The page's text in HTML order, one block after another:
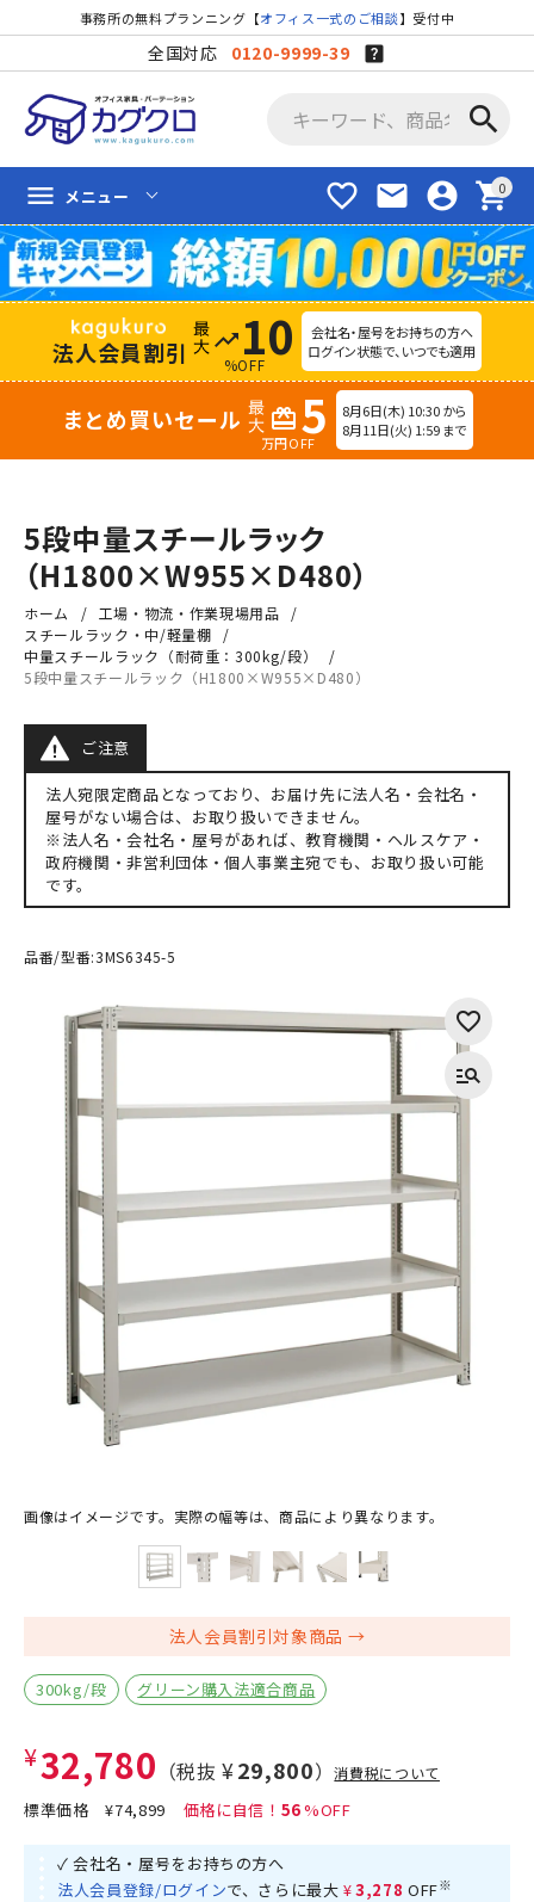
事務所の無料プランニング【オフィス一式のご相談】受付中
全国対応 0120-9999-39
search
favorite_border mail account_circle shopping_cart
menu メニュー
法人会員割引 trending_up 10
%OFF
会社名・屋号をお持ちの方へ
ログイン状態で、いつでも適用
まとめ買いセール redeem 5
万円OFF
8月6日(木) 10:30 から
8月11日(火) 1:59 まで
5段中量スチールラック
（H1800×W955×D480）
ホーム
工場・物流・作業現場用品
スチールラック・中/軽量棚
中量スチールラック（耐荷重：300kg/段）
5段中量スチールラック（H1800×W955×D480）
ご注意
法人宛限定商品となっており、お届け先に法人名・会社名・
屋号がない場合は、お取り扱いできません。
※法人名・会社名・屋号があれば、教育機関・ヘルスケア・
政府機関・非営利団体・個人事業主宛でも、お取り扱い可能
です。
品番/型番:3MS6345-5
画像はイメージです。実際の幅等は、商品により異なります。
法人会員割引対象商品
300kg/段 グリーン購入法適合商品
¥32,780 （税抜 ¥29,800）消費税について
標準価格¥74,899 56
✓ 会社名・屋号をお持ちの方へ
法人会員登録/ログインで、さらに最大 ¥3,278 OFF※